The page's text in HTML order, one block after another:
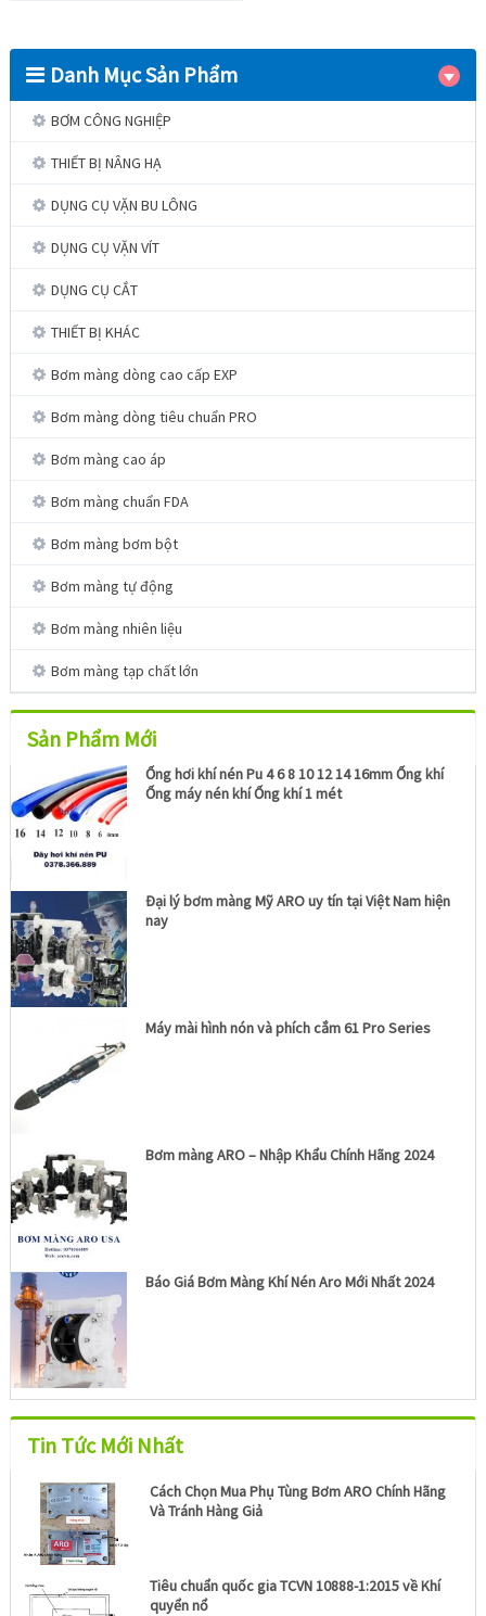
Danh Mục Sản Phẩm
BƠM CÔNG NGHIỆP
THIẾT BỊ NÂNG HẠ
DỤNG CỤ VẶN BU LÔNG
DỤNG CỤ VẶN VÍT
DỤNG CỤ CẮT
THIẾT BỊ KHÁC
Bơm màng dòng cao cấp EXP
Bơm màng dòng tiêu chuẩn PRO
Bơm màng cao áp
Bơm màng chuẩn FDA
Bơm màng bơm bột
Bơm màng tự động
Bơm màng nhiên liệu
Bơm màng tạp chất lớn
Sản Phẩm Mới
Ống hơi khí nén Pu 4 6 8 10 12 14 16mm Ống khí
Ống máy nén khí Ống khí 1 mét
Đại lý bơm màng Mỹ ARO uy tín tại Việt Nam hiện
nay
Máy mài hình nón và phích cắm 61 Pro Series
Bơm màng ARO – Nhập Khẩu Chính Hãng 2024
Báo Giá Bơm Màng Khí Nén Aro Mới Nhất 2024
Tin Tức Mới Nhất
Cách Chọn Mua Phụ Tùng Bơm ARO Chính Hãng
Và Tránh Hàng Giả
Tiêu chuẩn quốc gia TCVN 10888-1:2015 về Khí
quyển nổ